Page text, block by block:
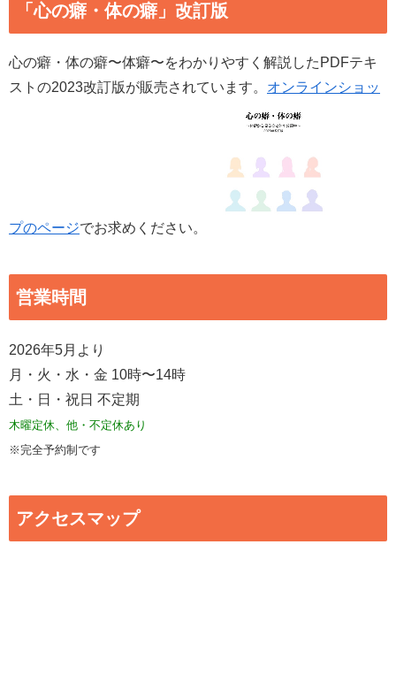
「心の癖・体の癖」改訂版
心の癖・体の癖〜体癖〜をわかりやすく解説したPDFテキ
ストの2023改訂版が販売されています。 オンラインショッ
プのページでお求めください。
営業時間
2026年5月より
月・火・水・金 10時〜14時
土・日・祝日 不定期
木曜定休、他・不定休あり
※完全予約制です
アクセスマップ